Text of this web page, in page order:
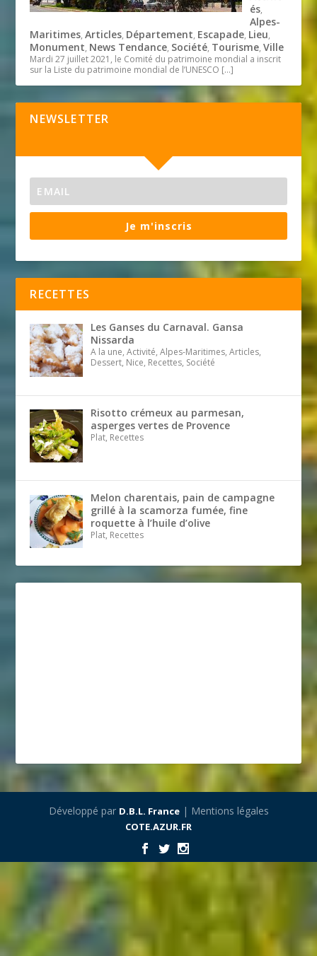
és,
Alpes-
Maritimes,Articles, Département, Escapade, Lieu,
Monument, News Tendance, Société, Tourisme,Ville
Mardi 27 juillet 2021, le Comité du patrimoine mondial a inscrit
sur la Liste du patrimoine mondial de l’UNESCO […]
NEWSLETTER
Je m'inscris
RECETTES
Les Ganses du Carnaval. Gansa
Nissarda
A la une, Activité, Alpes-Maritimes, Articles,
Dessert, Nice, Recettes, Société
Risotto crémeux au parmesan,
asperges vertes de Provence
Plat, Recettes
Melon charentais, pain de campagne
grillé à la scamorza fumée, fine
roquette à l’huile d’olive
Plat, Recettes
Développé par D.B.L. France| Mentions légales
COTE.AZUR.FR